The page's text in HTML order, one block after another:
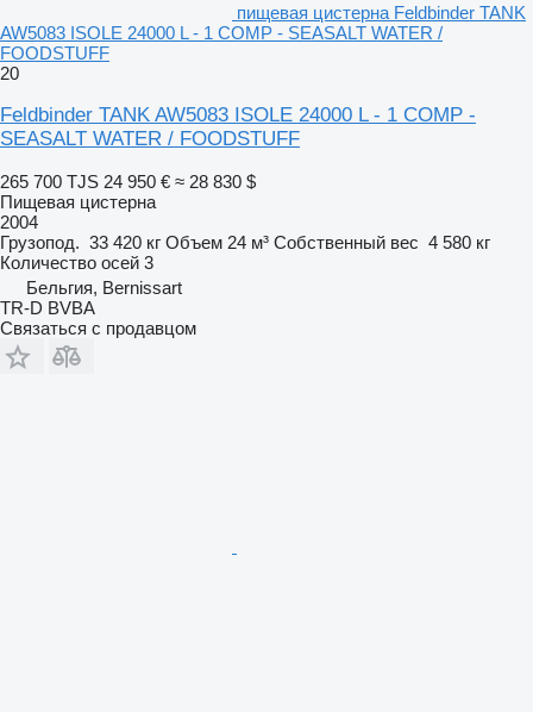
пищевая цистерна Feldbinder TANK
AW5083 ISOLE 24000 L - 1 COMP - SEASALT WATER /
FOODSTUFF
20
Feldbinder TANK AW5083 ISOLE 24000 L - 1 COMP -
SEASALT WATER / FOODSTUFF
265 700 TJS 24 950 € ≈ 28 830 $
Пищевая цистерна
2004
Грузопод. 33 420 кг Объем 24 м³ Собственный вес 4 580 кг
Количество осей 3
Бельгия, Bernissart
TR-D BVBA
Связаться с продавцом